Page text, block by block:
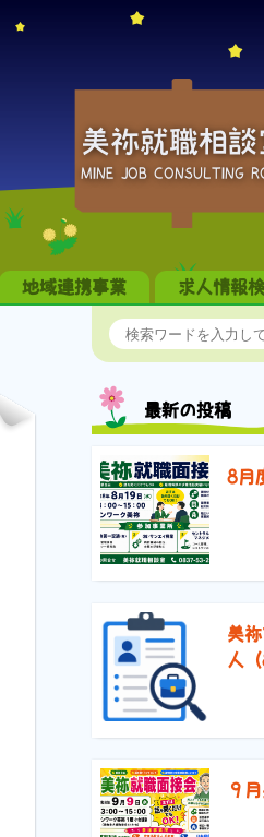
美祢就職相談
MINE JOB CONSULTING
地域連携事業 求人情報
最新の投稿
8月
美
人
９